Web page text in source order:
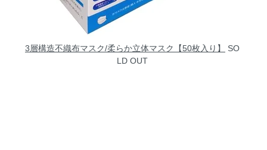
3層構造不織布マスク/柔らか立体マスク【50枚入り】
SO
LD OUT